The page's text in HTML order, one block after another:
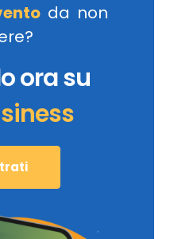
da non
ora su